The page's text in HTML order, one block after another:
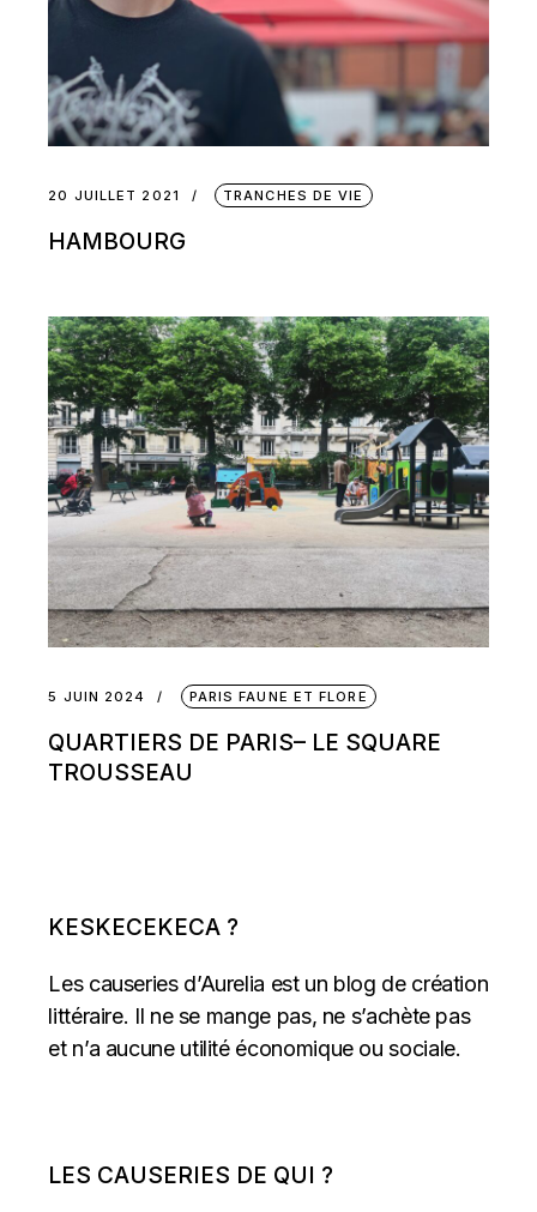
20 JUILLET 2021 TRANCHES DE VIE
HAMBOURG
5 JUIN 2024 PARIS FAUNE ET FLORE
QUARTIERS DE PARIS– LE SQUARE
TROUSSEAU
KESKECEKECA ?
Les causeries d’Aurelia est un blog de création
littéraire. Il ne se mange pas, ne s’achète pas
et n’a aucune utilité économique ou sociale.
LES CAUSERIES DE QUI ?